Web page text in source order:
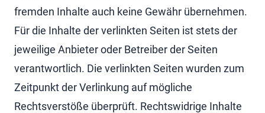
fremden Inhalte auch keine Gewähr übernehmen.
Für die Inhalte der verlinkten Seiten ist stets der
jeweilige Anbieter oder Betreiber der Seiten
verantwortlich. Die verlinkten Seiten wurden zum
Zeitpunkt der Verlinkung auf mögliche
Rechtsverstöße überprüft. Rechtswidrige Inhalte